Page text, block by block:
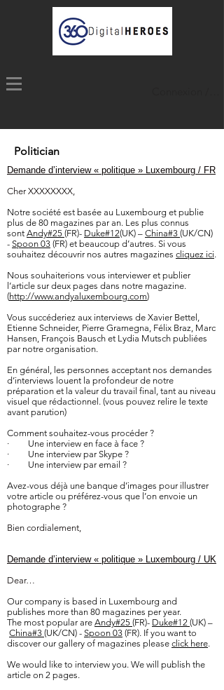
Politician
Demande d’interview « politique » Luxembourg / FR
Cher XXXXXXXX,
Notre société est basée au Luxembourg et publie
plus de 80 magazines par an. Les plus connus
sont Andy#25 (FR)- Duke#12(UK) – China#3 (UK/CN)
- Spoon 03 (FR) et beaucoup d’autres. Si vous
souhaitez découvrir nos autres magazines cliquez ici.
Nous souhaiterions vous interviewer et publier
l’article sur deux pages dans notre magazine.
(http://www.andyaluxembourg.com)
Vous succéderiez aux interviews de Xavier Bettel,
Etienne Schneider, Pierre Gramegna, Félix Braz, Marc
Hansen, François Bausch et Lydia Mutsch publiées
par notre organisation.
En général, les personnes acceptant nos demandes
d’interviews louent la profondeur de notre
préparation et la valeur du travail final, tant au niveau
visuel que rédactionnel. (vous pouvez relire le texte
avant parution)
Comment souhaitez-vous procéder ?
· Une interview en face à face ?
· Une interview par Skype ?
· Une interview par email ?
Avez-vous déjà une banque d’images pour illustrer
votre article ou préférez-vous que l’on envoie un
photographe ?
Bien cordialement,
Demande d’interview « politique » Luxembourg / UK
Dear…
Our company is based in Luxembourg and
publishes more than 80 magazines per year.
The most popular are Andy#25 (FR)- Duke#12 (UK) –
China#3 (UK/CN) - Spoon 03 (FR). If you want to
discover our gallery of magazines please click here.
We would like to interview you. We will publish the
article on 2 pages.